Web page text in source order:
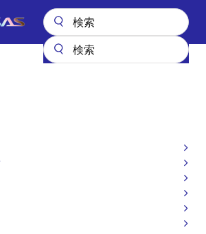
Main
ロコントローラとマイクロプロセッサ
ム制御と非接触HMIを
ットマイクロコントロー